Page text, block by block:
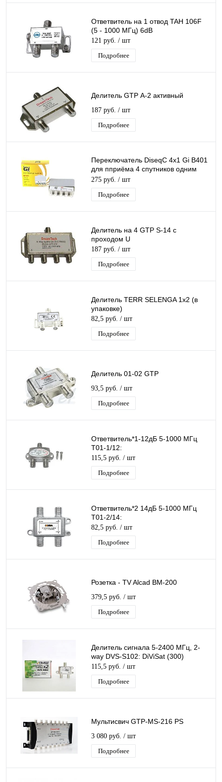
Ответвитель на 1 отвод TAH 106F
(5 - 1000 МГц) 6dB
121 руб. / шт
Подробнее
Делитель GTP А-2 активный
187 руб. / шт
Подробнее
Переключатель DiseqC 4х1 Gi B401
для пприёма 4 спутников одним
ресивером ( приставкой) с кожухом
275 руб. / шт
Подробнее
Делитель на 4 GTP S-14 с
проходом U
187 руб. / шт
Подробнее
Делитель TERR SELENGA 1х2 (в
упаковке)
82,5 руб. / шт
Подробнее
Делитель 01-02 GTP
93,5 руб. / шт
Подробнее
Ответвитель*1-12дБ 5-1000 МГц
T01-1/12:
115,5 руб. / шт
Подробнее
Ответвитель*2 14дБ 5-1000 МГц
T01-2/14:
82,5 руб. / шт
Подробнее
Розетка - TV Alcad ВМ-200
379,5 руб. / шт
Подробнее
Делитель сигнала 5-2400 МГц, 2-
way DVS-S102: DiViSat (300)
115,5 руб. / шт
Подробнее
Мультисвич GTP-MS-216 PS
3 080 руб. / шт
Подробнее